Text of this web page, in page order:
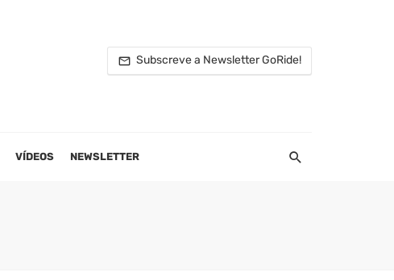
Subscreve a Newsletter GoRide!
VÍDEOS NEWSLETTER